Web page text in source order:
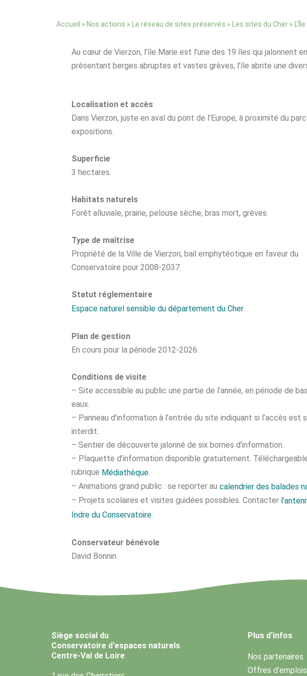
Accueil » Nos actions » Le réseau de sites préservés » Les sites du Cher »
Au cœur de Vierzon, l’île Marie est l’une des 19 îles qui jalonnent
présentant berges abruptes et vastes grèves, l’île abrite une
Localisation et accès
Dans Vierzon, juste en aval du pont de l’Europe, à proximité du
expositions.
Superficie
3 hectares.
Habitats naturels
Forêt alluviale, prairie, pelouse sèche, bras mort, grèves.
Type de maîtrise
Propriété de la Ville de Vierzon; bail emphytéotique en faveur du
Conservatoire pour 2008-2037.
Statut réglementaire
Espace naturel sensible du département du Cher.
Plan de gestion
En cours pour la période 2012-2026.
Conditions de visite
– Site accessible au public une partie de l’année, en période de
eaux.
– Panneau d’information à l’entrée du site indiquant si l’accès est
interdit.
– Sentier de découverte jalonné de six bornes d’information.
– Plaquette d’information disponible gratuitement.
rubrique Médiathèque
– Animations grand public : se reporter au calendrier des balades
– Projets scolaires et visites guidées possibles. Contacter
Indre du Conservatoire.
Conservateur bénévole
David Bonnin.
Siège social du
Conservatoire d'espaces naturels
Centre-Val de Loire
Plus d'infos
Nos partenaires
Offres